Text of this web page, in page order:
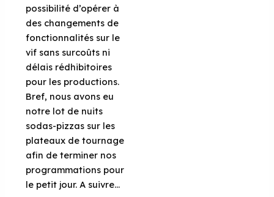
possibilité d’opérer à
des changements de
fonctionnalités sur le
vif sans surcoûts ni
délais rédhibitoires
pour les productions.
Bref, nous avons eu
notre lot de nuits
sodas-pizzas sur les
plateaux de tournage
afin de terminer nos
programmations pour
le petit jour. A suivre…